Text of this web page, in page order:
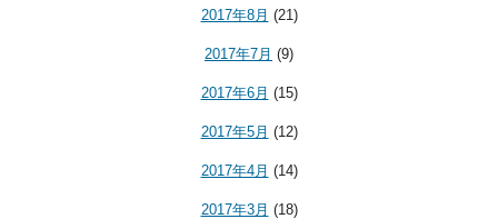
2017年8月 (21)
2017年7月 (9)
2017年6月 (15)
2017年5月 (12)
2017年4月 (14)
2017年3月 (18)